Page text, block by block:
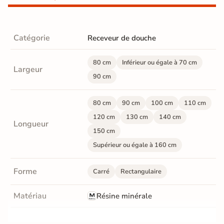
Catégorie Receveur de douche
Largeur
80 cm
Inférieur ou égale à 70 cm
90 cm
Longueur
80 cm 90 cm 100 cm
110 cm
120 cm
130 cm
140 cm
150 cm
Supérieur ou égale à 160 cm
Forme Carré Rectangulaire
Matériau Résine minérale